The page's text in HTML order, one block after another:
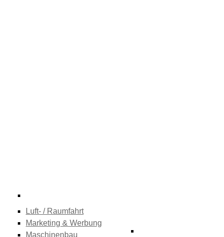
Luft- / Raumfahrt
Marketing & Werbung
Maschinenbau